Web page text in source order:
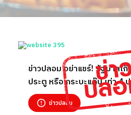
ข่าวปลอม อย่าแชร์! รัฐบาลเ
ประตู หรือ กระบะแค๊ป เท่า 4
ข่าวปลอม